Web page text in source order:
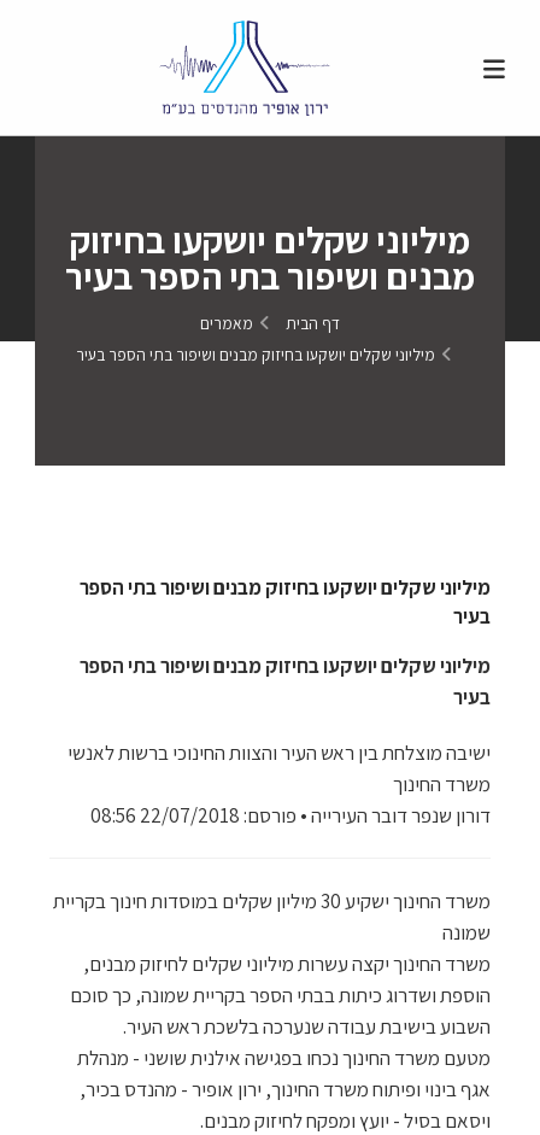
מיליוני שקלים יושקעו בחיזוק
מבנים ושיפור בתי הספר בעיר
דף הבית
מאמרים
מיליוני שקלים יושקעו בחיזוק מבנים ושיפור בתי הספר בעיר
מיליוני שקלים יושקעו בחיזוק מבנים ושיפור בתי הספר
בעיר
מיליוני שקלים יושקעו בחיזוק מבנים ושיפור בתי הספר
בעיר
ישיבה מוצלחת בין ראש העיר והצוות החינוכי ברשות לאנשי
משרד החינוך
דורון שנפר דובר העירייה • פורסם: 22/07/2018 08:56
משרד החינוך ישקיע 30 מיליון שקלים במוסדות חינוך בקריית
שמונה
משרד החינוך יקצה עשרות מיליוני שקלים לחיזוק מבנים,
הוספת ושדרוג כיתות בבתי הספר בקריית שמונה, כך סוכם
השבוע בישיבת עבודה שנערכה בלשכת ראש העיר.
מטעם משרד החינוך נכחו בפגישה אילנית שושני - מנהלת
אגף בינוי ופיתוח משרד החינוך, ירון אופיר - מהנדס בכיר,
ויסאם בסיל - יועץ ומפקח לחיזוק מבנים.